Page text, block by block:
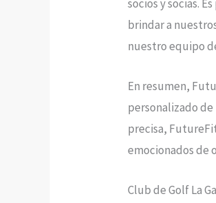
socios y socias.
brindar a
nuestro equipo
En resumen,
personalizado
precisa,
emocionados de
Club de Golf La